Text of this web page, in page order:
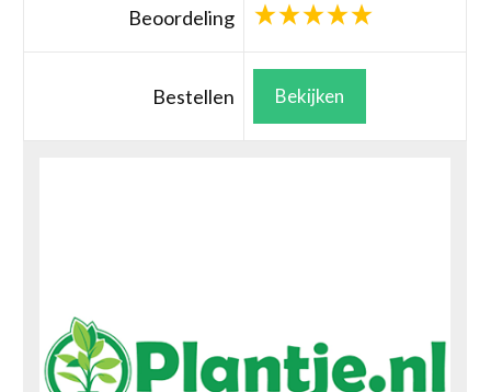
Beoordeling
Bestellen Bekijken